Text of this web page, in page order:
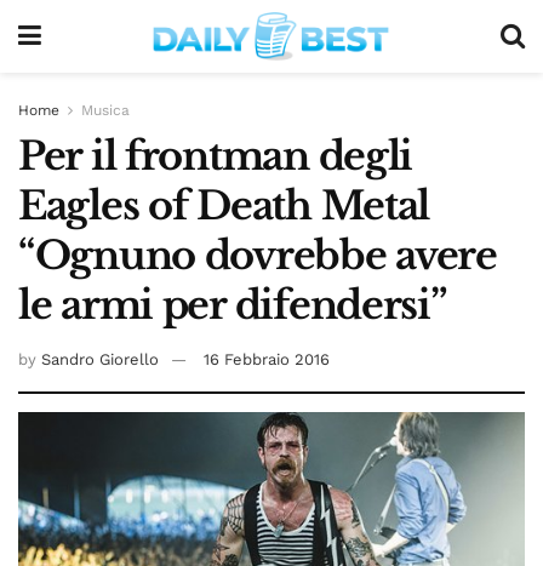
Home Musica
Per il frontman degli
Eagles of Death Metal
“Ognuno dovrebbe avere
le armi per difendersi”
by Sandro Giorello 16 Febbraio 2016